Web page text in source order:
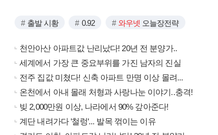
출발 시황 0.92 와우넷 오늘장전략
천안아산 아파트값 난리났다! 20년 전 분양가..
세계에서 가장 큰 중요부위를 가진 남자의 진실
전주 집값 미쳤다! 신축 아파트 만명 이상 몰려...
온천에서 아내 몰래 처형과 사랑나눈 이야기..충격!
빚 2,000만원 이상, 나라에서 90% 갚아준다!
계단 내려가다 '철렁'... 발목 꺾이는 이유